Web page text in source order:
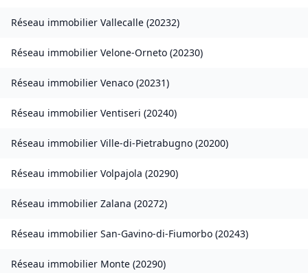
Réseau immobilier Vallecalle (20232)
Réseau immobilier Velone-Orneto (20230)
Réseau immobilier Venaco (20231)
Réseau immobilier Ventiseri (20240)
Réseau immobilier Ville-di-Pietrabugno (20200)
Réseau immobilier Volpajola (20290)
Réseau immobilier Zalana (20272)
Réseau immobilier San-Gavino-di-Fiumorbo (20243)
Réseau immobilier Monte (20290)